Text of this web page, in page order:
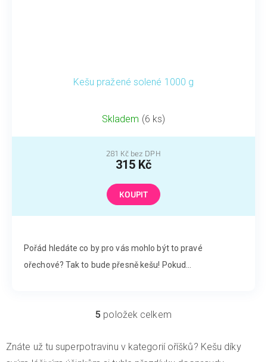
Kešu pražené solené 1000 g
Skladem (6 ks)
281 Kč bez DPH
315 Kč
KOUPIT
Pořád hledáte co by pro vás mohlo být to pravé
ořechové? Tak to bude přesně kešu! Pokud...
O
l
á
5 položek celkem
Znáte už tu superpotravinu v kategorií oříšků? Kešu díky